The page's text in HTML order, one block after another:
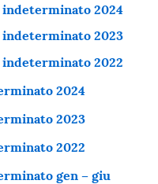
indeterminato 2024
indeterminato 2023
indeterminato 2022
2024
2023
2022
gen – giu